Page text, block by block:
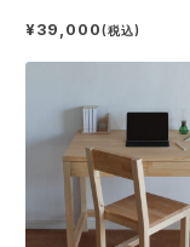
¥39,000(税込)